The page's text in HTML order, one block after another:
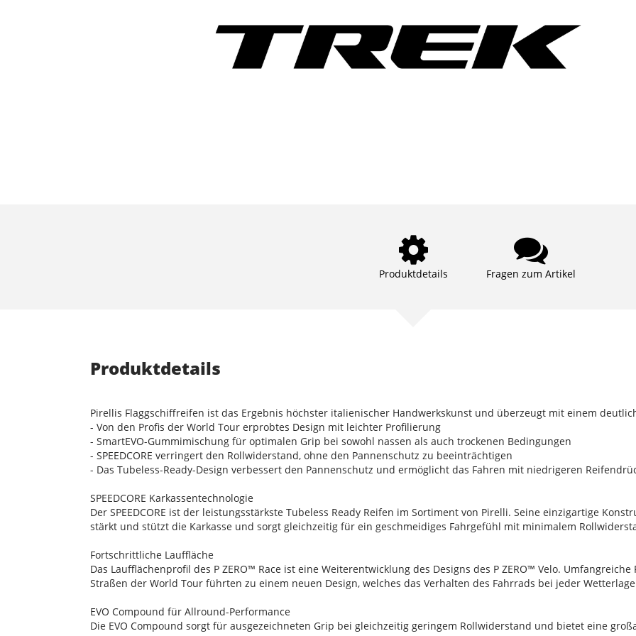
Produktdetails Fragen zum Artikel
Produktdetails
Pirellis Flaggschiffreifen ist das Ergebnis höchster italienischer Handwerkskunst und überzeugt mit einem
- Von den Profis der World Tour erprobtes Design mit leichter Profilierung
- SmartEVO-Gummimischung für optimalen Grip bei sowohl nassen als auch trockenen Bedingungen
- SPEEDCORE verringert den Rollwiderstand, ohne den Pannenschutz zu beeinträchtigen
- Das Tubeless-Ready-Design verbessert den Pannenschutz und ermöglicht das Fahren mit niedrigeren
SPEEDCORE Karkassentechnologie
Der SPEEDCORE ist der leistungsstärkste Tubeless Ready Reifen im Sortiment von Pirelli. Seine einzigartige
stärkt und stützt die Karkasse und sorgt gleichzeitig für ein geschmeidiges Fahrgefühl mit minimalem
Fortschrittliche Lauffläche
Das Laufflächenprofil des P ZERO™ Race ist eine Weiterentwicklung des Designs des P ZERO™ Velo.
Straßen der World Tour führten zu einem neuen Design, welches das Verhalten des Fahrrads bei jeder
EVO Compound für Allround-Performance
Die EVO Compound sorgt für ausgezeichneten Grip bei gleichzeitig geringem Rollwiderstand und bietet eine